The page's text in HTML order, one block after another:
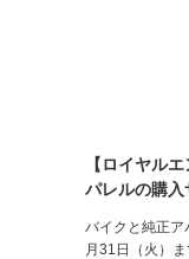
【ロイヤル
パレルの購入
バイクと純正
月31日（火）